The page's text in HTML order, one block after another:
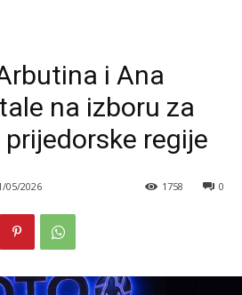
i Ana
na izboru za
regije
05/2026 0
1758